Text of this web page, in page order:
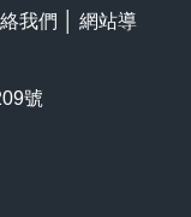
我們
網站導
號